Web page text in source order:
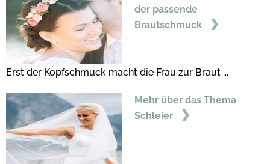
der passende
Brautschmuck
Erst der Kopfschmuck macht die Frau zur Braut ...
Mehr über das Thema
Schleier